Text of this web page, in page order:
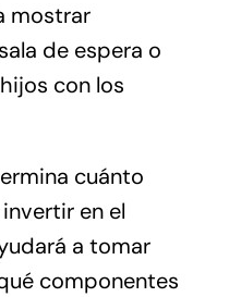
mostrar
de espera o
con los
cuánto
en el
a tomar
componentes